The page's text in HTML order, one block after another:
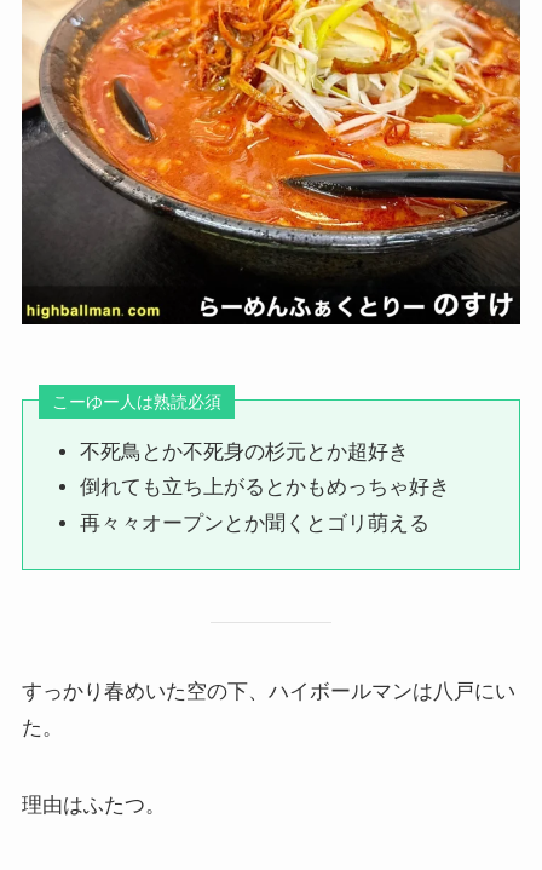
こーゆー人は熟読必須
不死鳥とか不死身の杉元とか超好き
倒れても立ち上がるとかもめっちゃ好き
再々々オープンとか聞くとゴリ萌える
すっかり春めいた空の下、ハイボールマンは八戸にい
た。
理由はふたつ。